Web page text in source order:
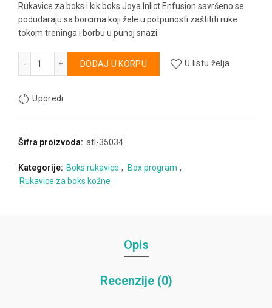
Rukavice za boks i kik boks Joya Inlict Enfusion savršeno se
podudaraju sa borcima koji žele u potpunosti zaštititi ruke
tokom treninga i borbu u punoj snazi.
Rukavice za boks Joya Enfusion količina
DODAJ U KORPU
Alternative:
U listu želja
Uporedi
Šifra proizvoda: atl-35034
Kategorije: Boks rukavice , Box program ,
Rukavice za boks kožne
Opis
Recenzije (0)